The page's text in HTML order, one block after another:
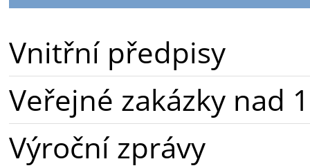
Vnitřní předpisy
Veřejné zakázky nad
Výroční zprávy